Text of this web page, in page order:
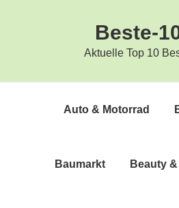
Beste-
Aktuelle Top 10
Auto & Motorrad
Bau­markt Beau­ty